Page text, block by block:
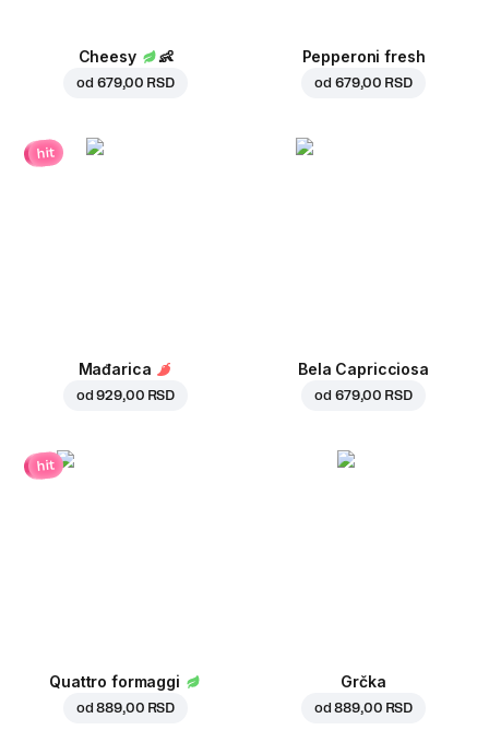
Cheesy 👶
od 679,00 RSD
Pepperoni fresh
od 679,00 RSD
hit
Mađarica
od929,00 RSD
Bela Capricciosa
od 679,00 RSD
hit
Quattro formaggi
od889,00 RSD
Grčka
od889,00 RSD